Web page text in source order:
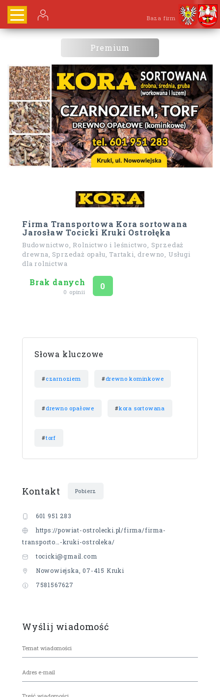
Baza firm
Premium
Firma Transportowa Kora sortowana
Jarosław Tocicki Kruki Ostrołęka
Budownictwo, Rolnictwo i leśnictwo, Sprzedaż
drewna, Sprzedaż opału, Tartaki, drewno, Usługi
dla rolnictwa
Brak danych
0 opinii
Ocena
0
Słowa kluczowe
#czarnoziem #drewno kominkowe
#drewno opałowe #kora sortowana
#torf
Kontakt Pobierz
601 951 283
https://powiat-ostrolecki.pl/firma/firma-
transporto…-kruki-ostroleka/
tocicki@gmail.com
Nowowiejska, 07-415 Kruki
7581567627
Wyślij wiadomość